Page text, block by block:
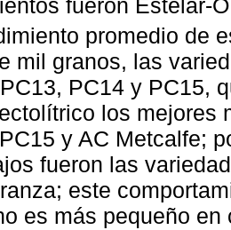
fueron Estelar-
promedio de
mil granos, las
PC14 y PC15,
los mejores
y AC Metcalfe;
fueron las
este
es más pequeño